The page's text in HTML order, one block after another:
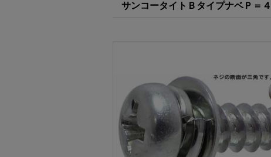
サンコータイトＢタイプナベＰ＝